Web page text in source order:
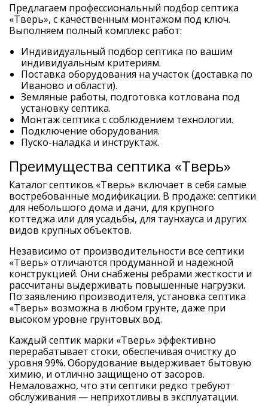
Предлагаем профессиональный подбор септика
«Тверь», с качественным монтажом под ключ.
Выполняем полный комплекс работ:
Индивидуальный подбор септика по вашим
индивидуальным критериям.
Поставка оборудования на участок (доставка по
Иваново и области).
Земляные работы, подготовка котлована под
установку септика.
Монтаж септика с соблюдением технологии.
Подключение оборудования.
Пуско-наладка и инструктаж.
Преимущества септика «Тверь»
Каталог септиков «Тверь» включает в себя самые
востребованные модификации. В продаже: септики
для небольшого дома и дачи, для крупного
коттеджа или для усадьбы, для таунхауса и других
видов крупных объектов.
Независимо от производительности все септики
«Тверь» отличаются продуманной и надежной
конструкцией. Они снабжены ребрами жесткости и
рассчитаны выдерживать повышенные нагрузки.
По заявлению производителя, установка септика
«Тверь» возможна в любом грунте, даже при
высоком уровне грунтовых вод.
Каждый септик марки «Тверь» эффективно
перерабатывает стоки, обеспечивая очистку до
уровня 99%. Оборудование выдерживает бытовую
химию, и отлично защищено от засоров.
Немаловажно, что эти септики редко требуют
обслуживания — неприхотливы в эксплуатации.